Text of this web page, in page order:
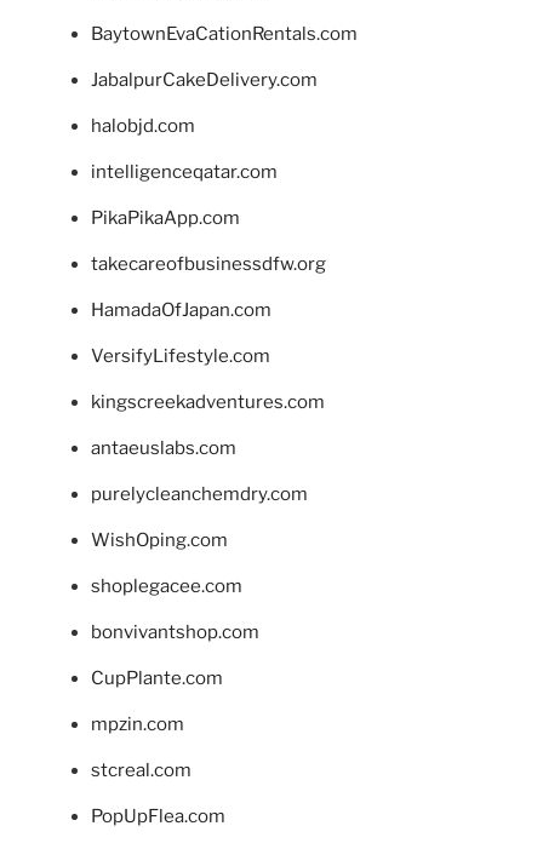
BaytownEvaCationRentals.com
JabalpurCakeDelivery.com
halobjd.com
intelligenceqatar.com
PikaPikaApp.com
takecareofbusinessdfw.org
HamadaOfJapan.com
VersifyLifestyle.com
kingscreekadventures.com
antaeuslabs.com
purelycleanchemdry.com
WishOping.com
shoplegacee.com
bonvivantshop.com
CupPlante.com
mpzin.com
stcreal.com
PopUpFlea.com